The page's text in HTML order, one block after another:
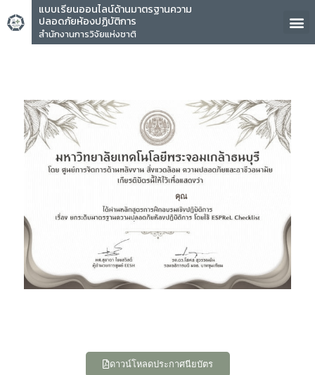
แบบเรียนออนไลน์ด้านมาตรฐานความ
ปลอดภัยห้องปฏิบัติการ
สำนักงานการวิจัยแห่งชาติ
คุณ
ดาวน์โหลดประกาศนียบัตร